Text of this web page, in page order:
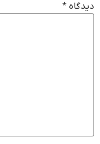
دیدگاه *